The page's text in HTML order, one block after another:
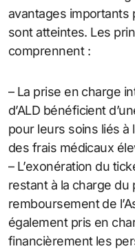
avantages importants
sont atteintes. Les
comprennent :
– La prise en charge
d’ALD bénéficient
pour leurs soins liés à
des frais médicaux
– L’exonération du
restant à la charge du
remboursement de
également pris en
financièrement les